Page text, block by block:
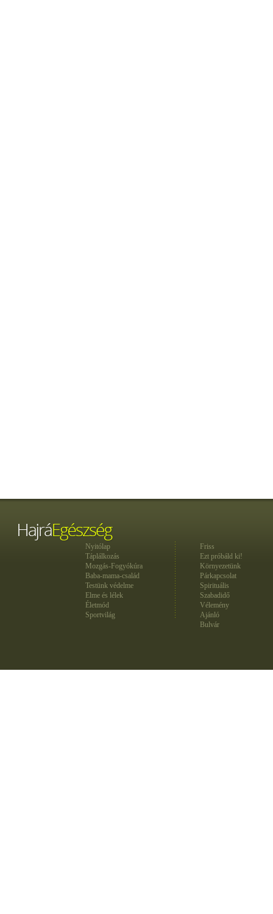
Nyitólap
Táplálkozás
Mozgás-Fogyókúra
Baba-mama-család
Testünk védelme
Elme és lélek
Életmód
Sportvilág
Friss
Ezt próbáld ki!
Környezetünk
Párkapcsolat
Spirituális
Szabadidő
Vélemény
Ajánló
Bulvár